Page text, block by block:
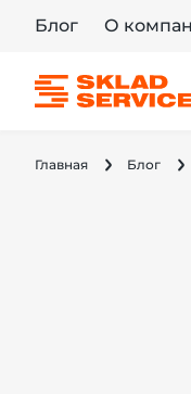
Блог О
Главная Блог